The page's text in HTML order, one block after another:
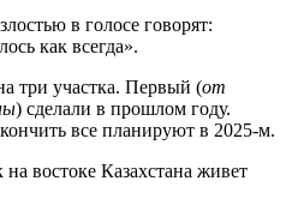
в голосе говорят:
как всегда».
три участка. Первый (от
) сделали в прошлом году.
все планируют в 2025-м.